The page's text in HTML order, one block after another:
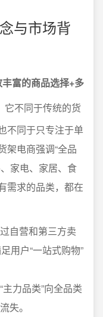
与市场背
富的商品选择+多
它不同于传统的货
不同于只专注于单
架电商强调“全品
家电、家居、食
需求的品类，都在
自营和第三方卖
用户“一站式购物”
力品类”向全品类
失。